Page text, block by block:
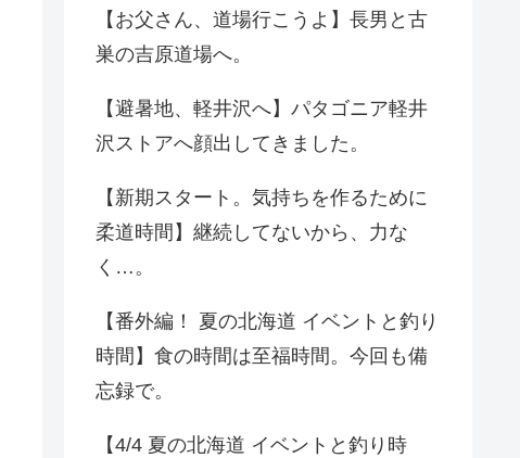
【お父さん、道場行こうよ】長男と古
巣の吉原道場へ。
【避暑地、軽井沢へ】パタゴニア軽井
沢ストアへ顔出してきました。
【新期スタート。気持ちを作るために
柔道時間】継続してないから、力な
く…。
【番外編！ 夏の北海道 イベントと釣り
時間】食の時間は至福時間。今回も備
忘録で。
【4/4 夏の北海道 イベントと釣り時